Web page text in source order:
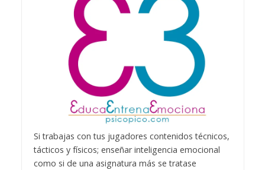
Si trabajas con tus jugadores contenidos técnicos,
tácticos y físicos; enseñar inteligencia emocional
como si de una asignatura más se tratase